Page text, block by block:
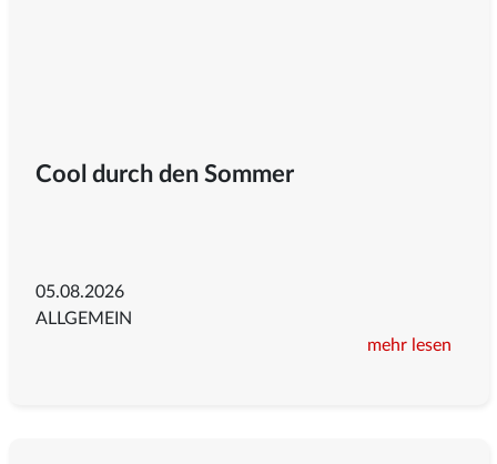
Cool durch den Sommer
05.08.2026
ALLGEMEIN
mehr lesen